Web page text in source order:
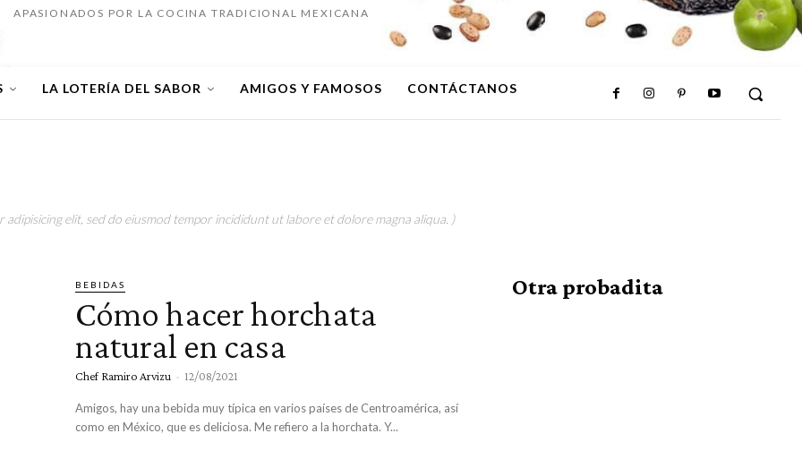
APASIONADOS POR LA COCINA TRADICIONAL MEXICANA
LA LOTERÍA DEL SABOR AMIGOS Y FAMOSOS CONTÁCTANOS
elit, sed do eiusmod tempor incididunt ut labore et dolore magna aliqua. )
BEBIDAS
Cómo hacer horchata
natural en casa
Chef Ramiro Arvizu - 12/08/2021
Amigos, hay una bebida muy típica en varios países de Centroamérica, así
como en México, que es deliciosa. Me refiero a la horchata. Y...
Otra probadita